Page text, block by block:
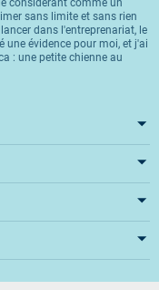
considérant comme un
sans limite et sans rien
dans l'entreprenariat, le
une évidence pour moi, et j'ai
: une petite chienne au